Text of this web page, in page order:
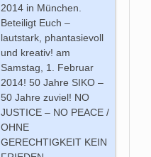
2014 in München.
Beteiligt Euch –
lautstark, phantasievoll
und kreativ! am
Samstag, 1. Februar
2014! 50 Jahre SIKO –
50 Jahre zuviel! NO
JUSTICE – NO PEACE /
OHNE
GERECHTIGKEIT KEIN